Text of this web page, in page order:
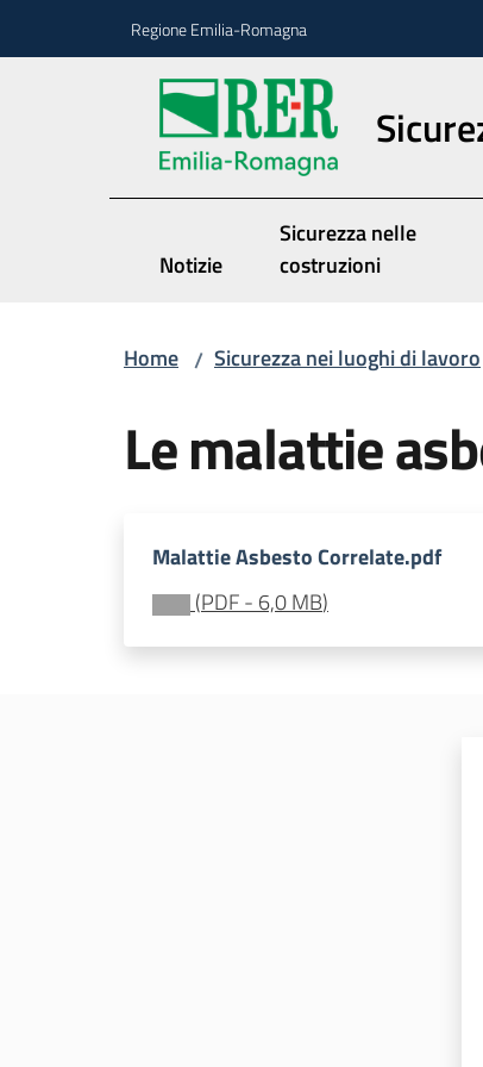
Regione Emilia-Romagna
Notizie
Sicurezza nelle
costruzioni
Home / Sicurezza nei luoghi di lavoro
Le malattie
Malattie Asbesto Correlate.pdf
(PDF- 6,0 MB)